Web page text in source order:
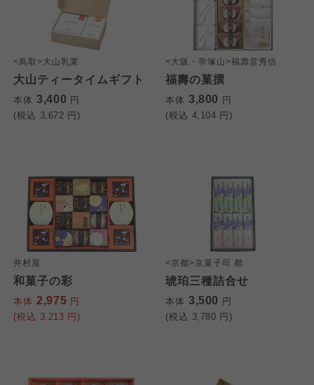
<鳥取>大山乳業
大山ティータイムギフト
本体 3,400 円
(税込 3,672 円)
<大阪・帝塚山>福壽堂秀信
福壽の菓撰
本体 3,800 円
(税込 4,104 円)
井村屋
和菓子の彩
本体 2,975 円
(税込 3,213 円)
<京都>京菓子司 都
琥珀三種詰合せ
本体 3,500 円
(税込 3,780 円)